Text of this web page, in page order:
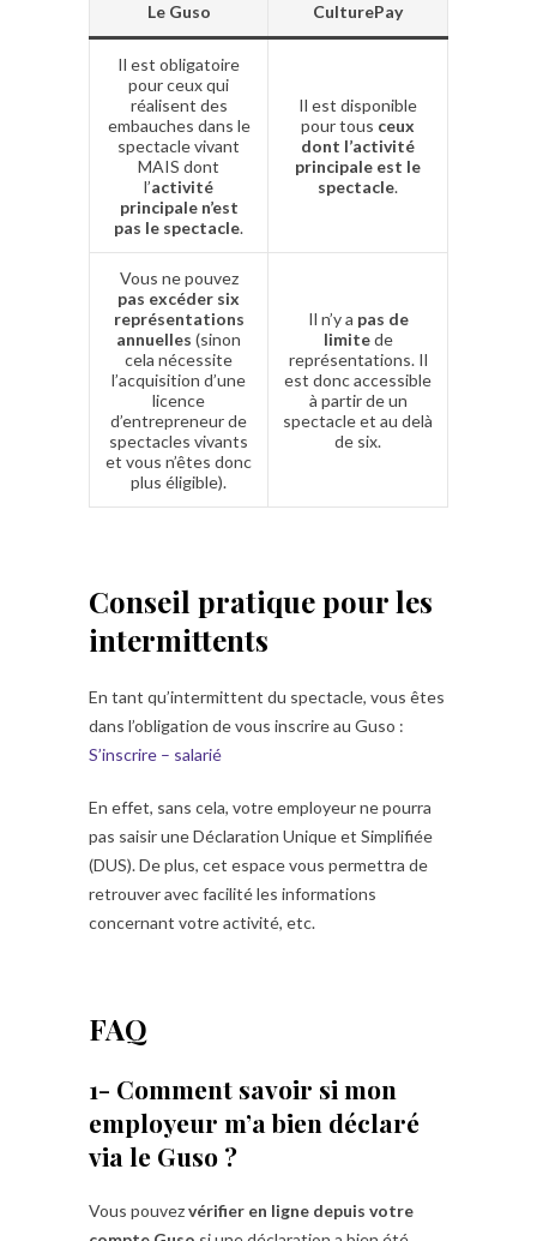
Le Guso CulturePay
Il est obligatoire
pour ceux qui
réalisent des
embauches dans le
spectacle vivant
MAIS dont
l’activité
principale n’est
pas le spectacle.
Il est disponible
pour tous ceux
dont l’activité
principale est le
spectacle.
Vous ne pouvez
pas excéder six
représentations
annuelles (sinon
cela nécessite
l’acquisition d’une
licence
d’entrepreneur de
spectacles vivants
et vous n’êtes donc
plus éligible).
Il n’y a pas de
limitede
représentations. Il
est donc accessible
à partir de un
spectacle et au delà
de six.
Conseil pratique pour les
intermittents
En tant qu’intermittent du spectacle, vous êtes
dans l’obligation de vous inscrire au Guso :
S’inscrire – salarié
En effet, sans cela, votre employeur ne pourra
pas saisir une Déclaration Unique et Simplifiée
(DUS). De plus, cet espace vous permettra de
retrouver avec facilité les informations
concernant votre activité, etc.
FAQ
1- Comment savoir si mon
employeur m’a bien déclaré
via le Guso ?
Vous pouvezvérifier en ligne depuis votre